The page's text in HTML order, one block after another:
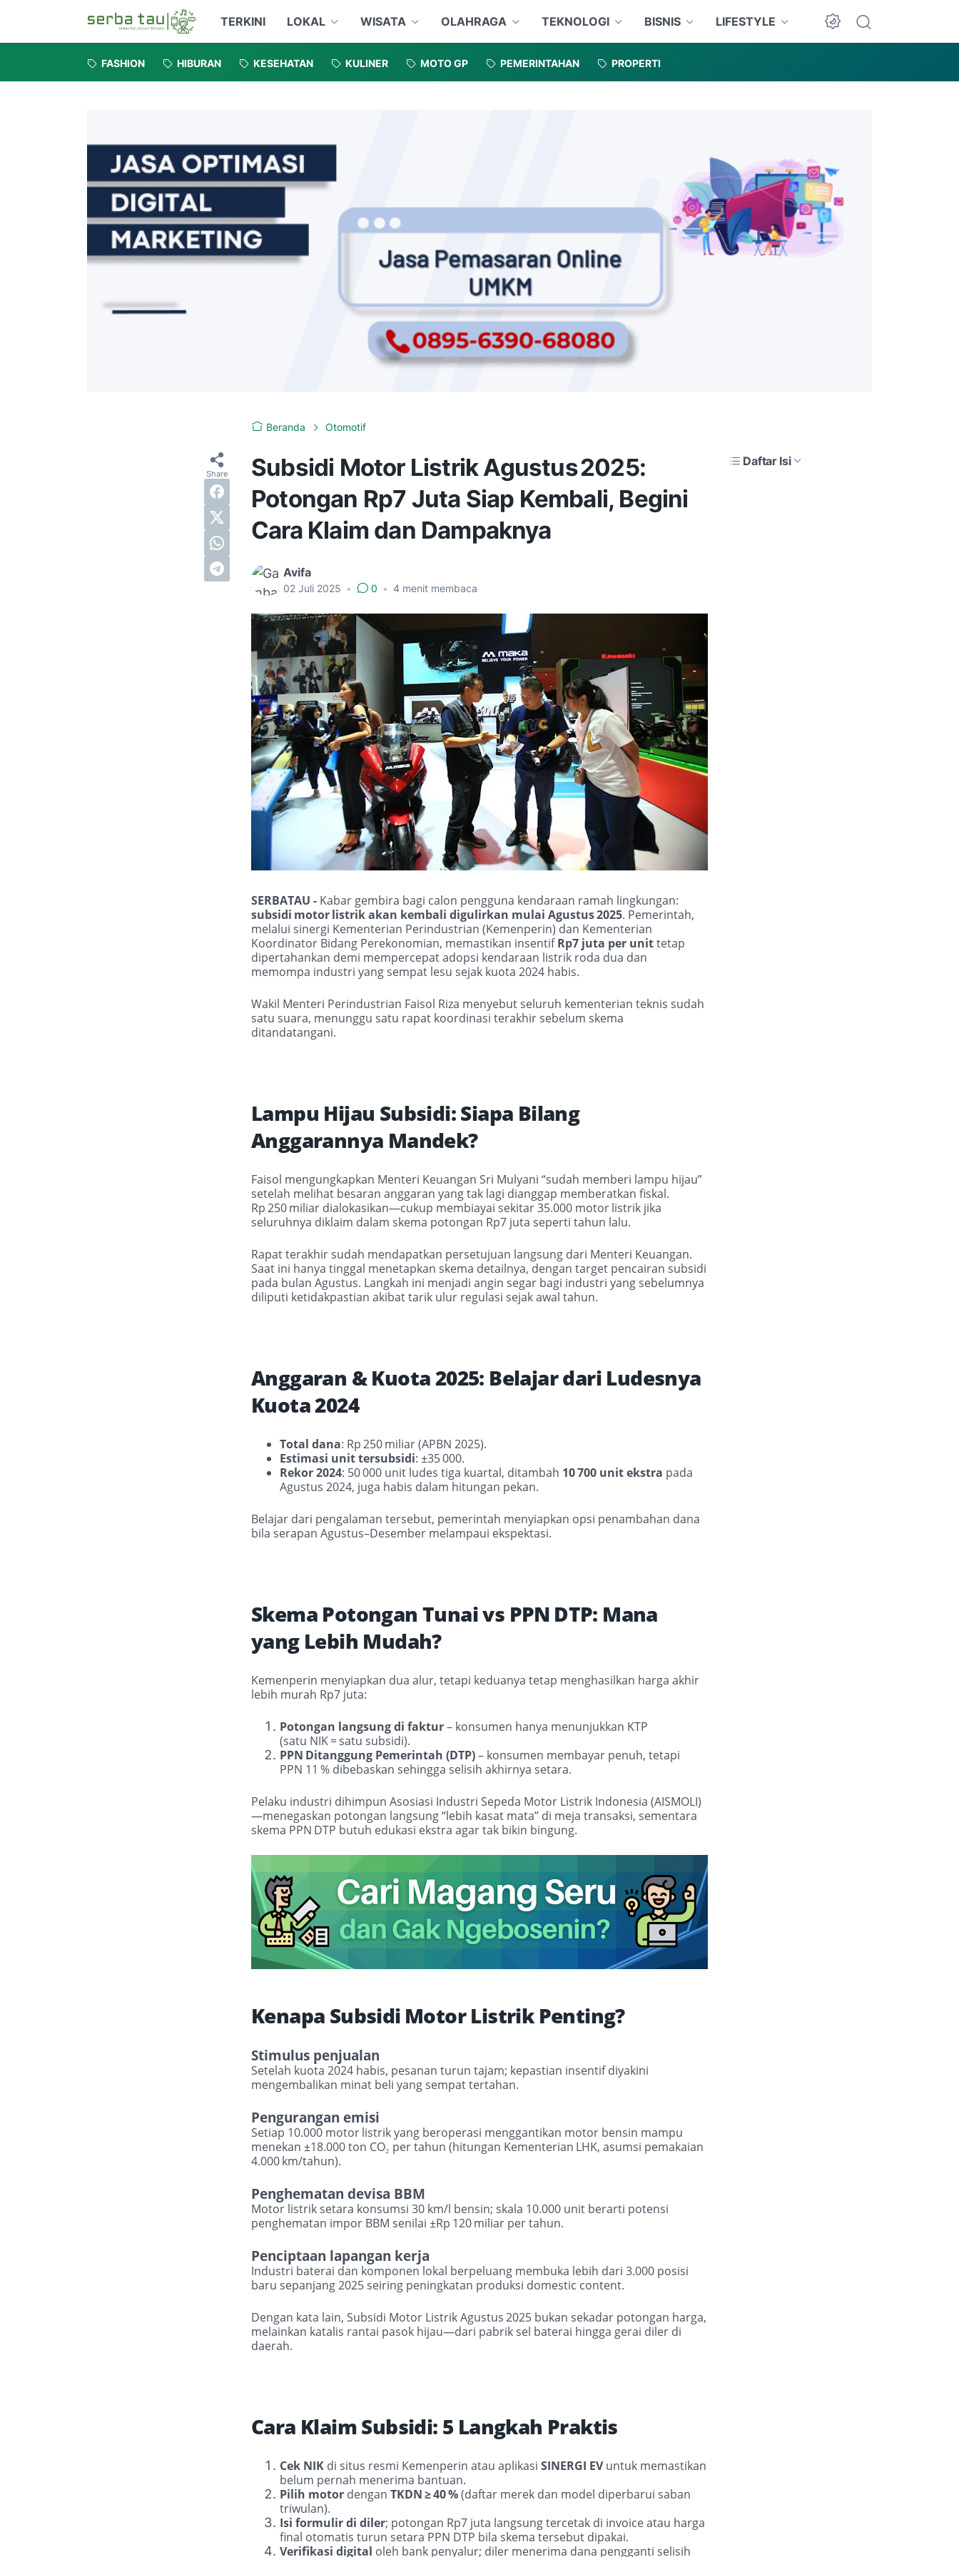
TERKINI LOKAL WISATA OLAHRAGA TEKNOLOGI BISNIS LIFESTYLE
FASHION HIBURAN KESEHATAN KULINER MOTO GP PEMERINTAHAN PROPERTI
Beranda Otomotif
Subsidi Motor Listrik Agustus 2025:
Potongan Rp7 Juta Siap Kembali, Begini
Cara Klaim dan Dampaknya
Avifa
02 Juli 2025 • 0 • 4 menit membaca
Daftar Isi
SERBATAU - Kabar gembira bagi calon pengguna kendaraan ramah lingkungan:
subsidi motorlistrik akan kembali digulirkan mulai Agustus2025. Pemerintah,
melalui sinergi Kementerian Perindustrian (Kemenperin) dan Kementerian
Koordinator Bidang Perekonomian, memastikan insentifRp7 juta per unittetap
dipertahankan demi mempercepat adopsi kendaraan listrik roda dua dan
memompa industri yang sempat lesu sejak kuota 2024 habis.
Wakil Menteri Perindustrian Faisol Riza menyebut seluruh kementerian teknis sudah
satu suara, menunggu satu rapat koordinasi terakhir sebelum skema
ditandatangani.
Lampu Hijau Subsidi: Siapa Bilang
Anggarannya Mandek?
Faisol mengungkapkan Menteri Keuangan Sri Mulyani “sudah memberi lampu hijau”
setelah melihat besaran anggaran yang tak lagi dianggap memberatkan fiskal.
Rp250miliar dialokasikan—cukup membiayai sekitar 35.000 motorlistrik jika
seluruhnya diklaim dalam skema potongan Rp7 juta seperti tahun lalu.
Rapat terakhir sudah mendapatkan persetujuan langsung dari Menteri Keuangan.
Saat ini hanya tinggal menetapkan skema detailnya, dengan target pencairan subsidi
pada bulan Agustus. Langkah ini menjadi angin segar bagi industri yang sebelumnya
diliputi ketidakpastian akibat tarik ulur regulasi sejak awal tahun.
Anggaran & Kuota 2025: Belajar dari Ludesnya
Kuota 2024
Total dana: Rp250miliar (APBN 2025).
Estimasi unit tersubsidi: ±35000.
Rekor 2024: 50000 unit ludes tiga kuartal, ditambah 10700 unit ekstra pada
Agustus 2024, juga habis dalam hitungan pekan.
Belajar dari pengalaman tersebut, pemerintah menyiapkan opsi penambahan dana
bila serapan Agustus–Desember melampaui ekspektasi.
Skema Potongan Tunai vs PPN DTP: Mana
yang Lebih Mudah?
Kemenperin menyiapkan dua alur, tetapi keduanya tetap menghasilkan harga akhir
lebih murah Rp7 juta:
Potongan langsung di faktur– konsumen hanya menunjukkan KTP
(satu NIK=satu subsidi).
PPN Ditanggung Pemerintah (DTP)– konsumen membayar penuh, tetapi
PPN 11 % dibebaskan sehingga selisih akhirnya setara.
Pelaku industri dihimpun Asosiasi Industri Sepeda Motor Listrik Indonesia (AISMOLI)
—menegaskan potongan langsung “lebih kasat mata” di meja transaksi, sementara
skema PPN DTP butuh edukasi ekstra agar tak bikin bingung.
Kenapa Subsidi Motor Listrik Penting?
Stimulus penjualan
Setelah kuota 2024 habis, pesanan turun tajam; kepastian insentif diyakini
mengembalikan minat beli yang sempat tertahan.
Pengurangan emisi
Setiap 10.000 motorlistrik yang beroperasi menggantikan motor bensin mampu
menekan ±18.000 ton CO₂ per tahun (hitungan Kementerian LHK, asumsi pemakaian
4.000km/tahun).
Penghematan devisa BBM
Motor listrik setara konsumsi 30 km/l bensin; skala 10.000 unit berarti potensi
penghematan impor BBM senilai ±Rp 120miliar per tahun.
Penciptaan lapangan kerja
Industri baterai dan komponen lokal berpeluang membuka lebih dari 3.000 posisi
baru sepanjang 2025 seiring peningkatan produksi domestic content.
Dengan kata lain, Subsidi Motor Listrik Agustus2025 bukan sekadar potongan harga,
melainkan katalis rantai pasok hijau—dari pabrik sel baterai hingga gerai diler di
daerah.
Cara Klaim Subsidi: 5 Langkah Praktis
Cek NIK di situs resmi Kemenperin atau aplikasi SINERGI EVuntuk memastikan
belum pernah menerima bantuan.
Pilih motor dengan TKDN≥40%(daftar merek dan model diperbarui saban
triwulan).
Isi formulir di diler; potongan Rp7 juta langsung tercetak di invoice atau harga
final otomatis turun setara PPN DTP bila skema tersebut dipakai.
Verifikasi digital oleh bank penyalur; diler menerima dana pengganti selisih